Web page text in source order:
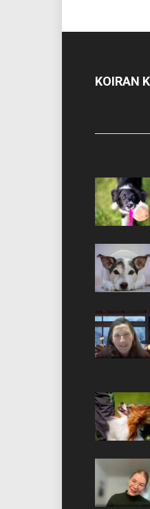
KOIRAN